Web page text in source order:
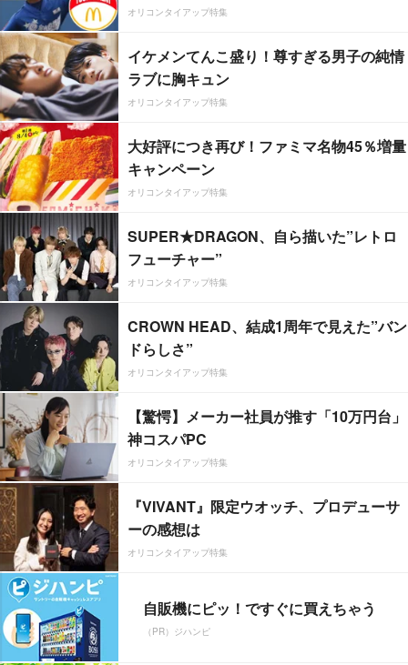
オリコンタイアップ特集
イケメンてんこ盛り！尊すぎる男子の純情
ラブに胸キュン
オリコンタイアップ特集
大好評につき再び！ファミマ名物45％増量
キャンペーン
オリコンタイアップ特集
SUPER★DRAGON、自ら描いた”レトロ
フューチャー”
オリコンタイアップ特集
CROWN HEAD、結成1周年で見えた”バン
ドらしさ”
オリコンタイアップ特集
【驚愕】メーカー社員が推す「10万円台」
神コスパPC
オリコンタイアップ特集
『VIVANT』限定ウオッチ、プロデューサ
ーの感想は
オリコンタイアップ特集
自販機にピッ！ですぐに買えちゃう
（PR）ジハンピ